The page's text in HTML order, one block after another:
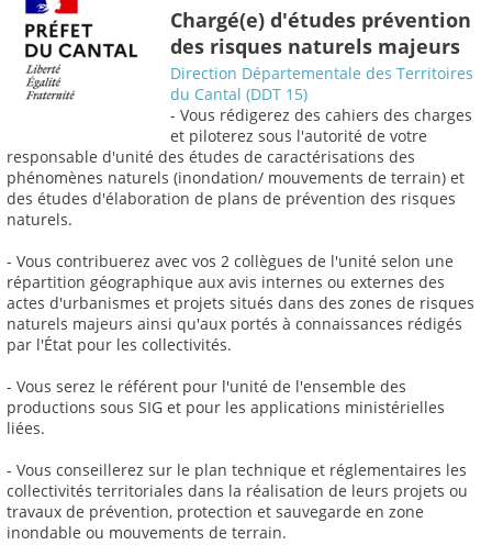
Chargé(e) d'études prévention
des risques naturels majeurs
Direction Départementale des Territoires
du Cantal (DDT 15)
- Vous rédigerez des cahiers des charges
et piloterez sous l'autorité de votre
responsable d'unité des études de caractérisations des
phénomènes naturels (inondation/ mouvements de terrain) et
des études d'élaboration de plans de prévention des risques
naturels.
- Vous contribuerez avec vos 2 collègues de l'unité selon une
répartition géographique aux avis internes ou externes des
actes d'urbanismes et projets situés dans des zones de risques
naturels majeurs ainsi qu'aux portés à connaissances rédigés
par l'État pour les collectivités.
- Vous serez le référent pour l'unité de l'ensemble des
productions sous SIG et pour les applications ministérielles
liées.
- Vous conseillerez sur le plan technique et réglementaires les
collectivités territoriales dans la réalisation de leurs projets ou
travaux de prévention, protection et sauvegarde en zone
inondable ou mouvements de terrain.